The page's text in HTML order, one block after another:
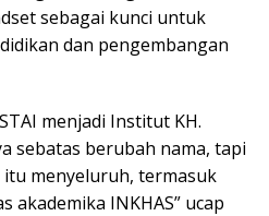
sebagai kunci untuk
dan pengembangan
menjadi Institut KH.
sebatas berubah nama, tapi
menyeluruh, termasuk
akademika INKHAS” ucap